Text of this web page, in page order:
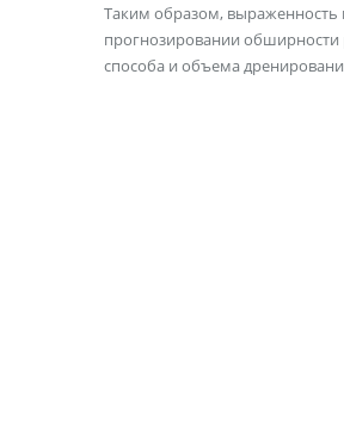
Таким образом, выраженность
прогнозировании обширности
способа и объема